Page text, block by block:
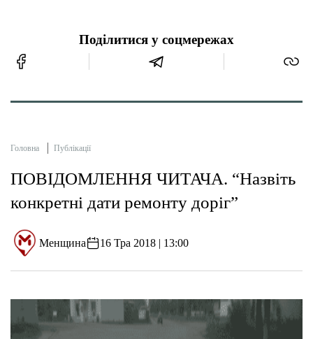
Етичний кодекс
Поділитися у соцмережах
Головна Публікації
ПОВІДОМЛЕННЯ ЧИТАЧА. “Назвіть
конкретні дати ремонту доріг”
Менщина 16 Тра 2018 | 13:00